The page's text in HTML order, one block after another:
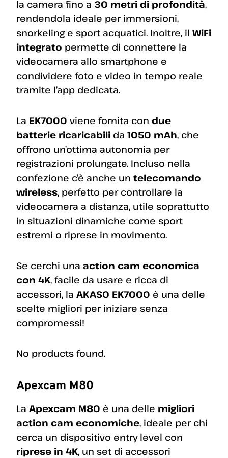
la camera fino a 30 metri di profondità,
rendendola ideale per immersioni,
snorkeling e sport acquatici. Inoltre, il WiFi
integrato permette di connettere la
videocamera allo smartphone e
condividere foto e video in tempo reale
tramite l’app dedicata.
La EK7000 viene fornita con due
batterie ricaricabili da 1050 mAh, che
offrono un’ottima autonomia per
registrazioni prolungate. Incluso nella
confezione c’è anche un telecomando
wireless, perfetto per controllare la
videocamera a distanza, utile soprattutto
in situazioni dinamiche come sport
estremi o riprese in movimento.
Se cerchi una action cam economica
con 4K, facile da usare e ricca di
accessori, la AKASO EK7000 è una delle
scelte migliori per iniziare senza
compromessi!
No products found.
Apexcam M80
La Apexcam M80 è una delle migliori
action cam economiche, ideale per chi
cerca un dispositivo entry-level con
riprese in 4K, un set di accessori